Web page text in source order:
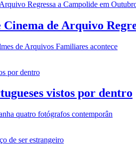
de Arquivo
de Arquivos Familiares acontece
vistos por dentro
quatro fotógrafos contemporân